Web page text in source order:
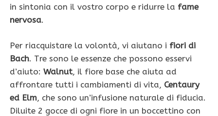
in sintonia con il vostro corpo e ridurre la fame
nervosa.
Per riacquistare la vo­lontà, vi aiutano i fio­ri di
Bach. Tre sono le essenze che possono esservi
d’aiuto: Wal­nut, il fiore base che aiuta ad
affrontare tutti i cambiamenti di vita, Centaury
ed Elm, che sono un’in­fusione naturale di fiducia.
Diluite 2 gocce di ogni fiore in un boccettino con